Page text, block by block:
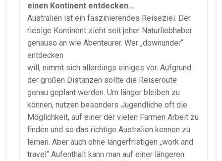
einen Kontinent entdecken…
Australien ist ein faszinierendes Reiseziel. Der
riesige Kontinent zieht seit jeher Naturliebhaber
genauso an wie Abenteurer. Wer „downunder“
entdecken
will, nimmt sich allerdings einiges vor. Aufgrund
der großen Distanzen sollte die Reiseroute
genau geplant werden. Um länger bleiben zu
können, nutzen besonders Jugendliche oft die
Möglichkeit, auf einer der vielen Farmen Arbeit zu
finden und so das richtige Australien kennen zu
lernen. Aber auch ohne längerfristigen „work and
travel“ Aufenthalt kann man auf einer längeren